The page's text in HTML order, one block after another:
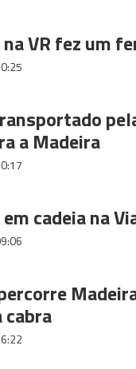
VR fez um
a Madeira
cadeia na
cabra